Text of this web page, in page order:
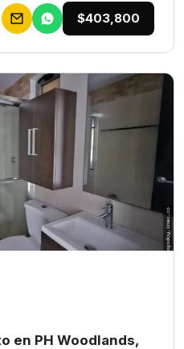
$403,800
en PH Woodlands,